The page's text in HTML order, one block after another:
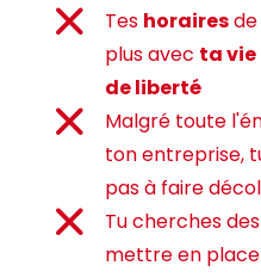
Tes horairesde
plus avec ta vie
de liberté
Malgré toute
ton entreprise,
pas à faire
Tu cherches
mettre en